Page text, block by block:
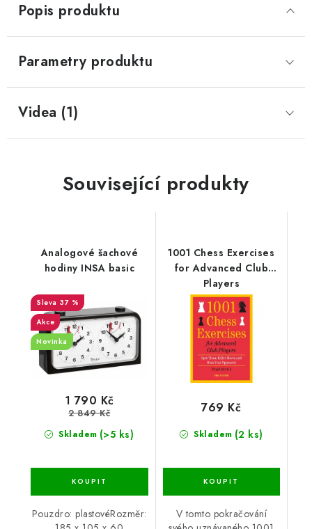
Popis produktu
Parametry produktu
Videa (1)
Související produkty
Analogové šachové
hodiny INSA basic
37 %
Akce
Novinka
Skladem (>5 ks)
1 790 Kč
2 849 Kč
Pouzdro: plastovéRozměr:
1001 Chess Exercises
for Advanced Club
Players
Skladem (2 ks)
769 Kč
V tomto pokračování